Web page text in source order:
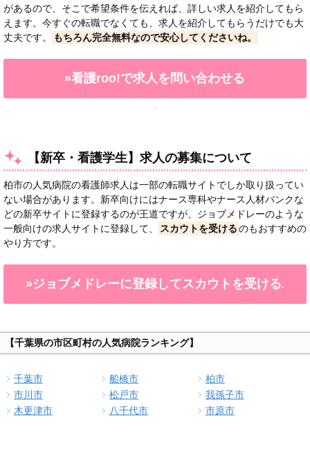
があるので、そこで希望条件を伝えれば、詳しい求人を紹介してもら
えます。今すぐの転職でなくても、求人を紹介してもらうだけでも大
丈夫です。
もちろん完全無料なので安心してくださいね。
»看護roo!で求人を問い合わせる
【新卒・看護学生】求人の募集について
柏市の人気病院の看護師求人は一部の転職サイトでしか取り扱ってい
ない場合があります。新卒向けにはナース専科やナース人材バンクな
どの新卒サイトに登録するのが王道ですが、ジョブメドレーのような
一般向けの求人サイトに登録して、
スカウトを受けるのもおすすめの
やり方です。
»ジョブメドレーに登録してスカウトを受ける
【千葉県の市区町村の人気病院ランキング】
千葉市 船橋市
柏市
市川市
松戸市
我孫子市
木更津市
八千代市 市原市